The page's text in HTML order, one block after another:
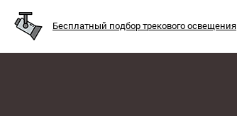
Бесплатный подбор трекового освещения